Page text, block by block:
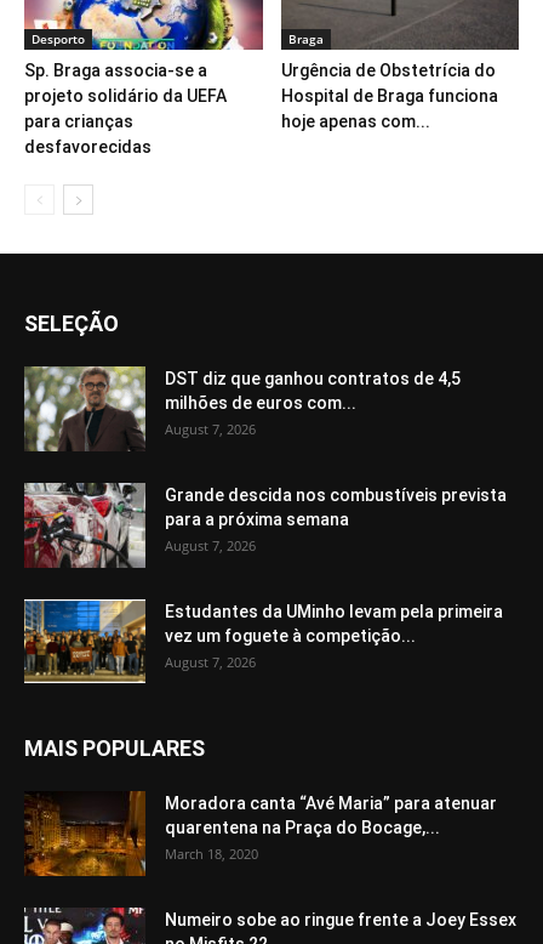
Desporto
Sp. Braga associa-se a
projeto solidário da UEFA
para crianças
desfavorecidas
Braga
Urgência de Obstetrícia do
Hospital de Braga funciona
hoje apenas com...
SELEÇÃO
DST diz que ganhou contratos de 4,5
milhões de euros com...
August 7, 2026
Grande descida nos combustíveis prevista
para a próxima semana
August 7, 2026
Estudantes da UMinho levam pela primeira
vez um foguete à competição...
August 7, 2026
MAIS POPULARES
Moradora canta “Avé Maria” para atenuar
quarentena na Praça do Bocage,...
March 18, 2020
Numeiro sobe ao ringue frente a Joey Essex